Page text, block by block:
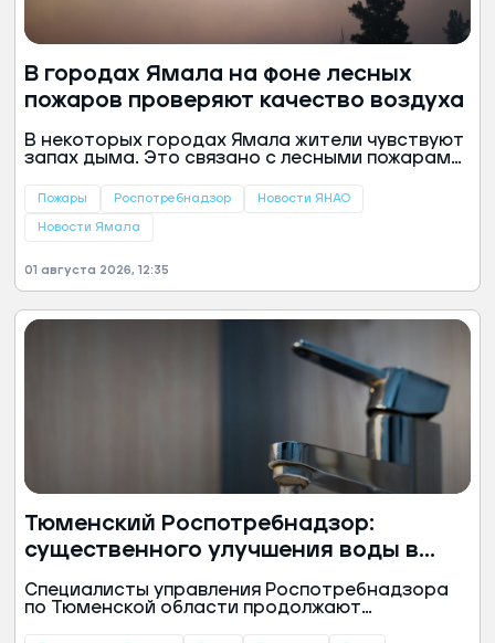
В городах Ямала на фоне лесных
пожаров проверяют качество воздуха
В некоторых городах Ямала жители чувствуют
запах дыма. Это связано с лесными пожарами
Роспотребнадзора по ЯНАО.
Пожары Роспотребнадзор Новости ЯНАО
Новости Ямала
01 августа 2026, 12:35
Тюменский Роспотребнадзор:
существенного улучшения воды в
Туре не видим
Специалисты управления Роспотребнадзора
по Тюменской области продолжают